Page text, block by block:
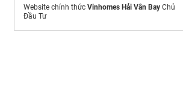
Website chính thức Vinhomes Hải Vân Bay Chủ
Đầu Tư